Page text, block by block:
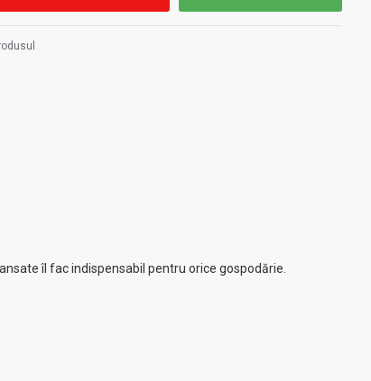
îl fac indispensabil pentru orice gospodărie.